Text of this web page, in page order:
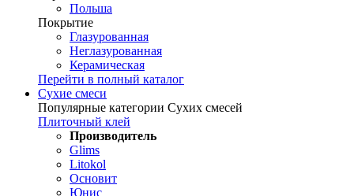
Польша
Покрытие
Глазурованная
Неглазурованная
Керамическая
Перейти в полный каталог
Сухие смеси
Популярные категории Сухих смесей
Плиточный клей
Производитель
Glims
Litokol
Основит
Юнис